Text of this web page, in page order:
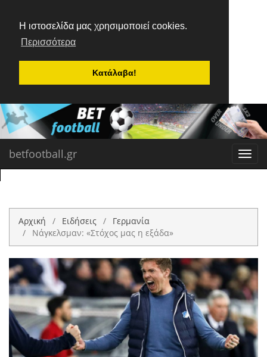
Η ιστοσελίδα μας χρησιμοποιεί cookies.
Περισσότερα
Κατάλαβα!
betfootball.gr
Αρχική Ειδήσεις
Γερμανία
Νάγκελσμαν: «Στόχος μας η εξάδα»